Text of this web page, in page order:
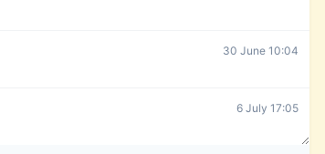
30 June 10:04
6 July 17:05